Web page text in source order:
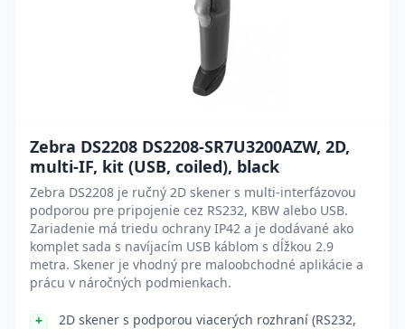
Zebra DS2208 DS2208-SR7U3200AZW, 2D,
multi-IF, kit (USB, coiled), black
Zebra DS2208 je ručný 2D skener s multi-interfázovou
podporou pre pripojenie cez RS232, KBW alebo USB.
Zariadenie má triedu ochrany IP42 a je dodávané ako
komplet sada s navíjacím USB káblom s dĺžkou 2.9
metra. Skener je vhodný pre maloobchodné aplikácie a
prácu v náročných podmienkach.
2D skener s podporou viacerých rozhraní (RS232,